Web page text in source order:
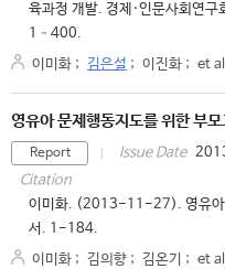
육과정 개발. 경제·인문사회연
1–400.
이미화 ; 김은설 ; 이진화 ; et al
영유아 문제행동지도를 위한 부모
Report Issue Date
Citation
이미화. (2013-11-27). 영유아
서. 1-184.
이미화 ; 김의향 ; 김온기 ; et al